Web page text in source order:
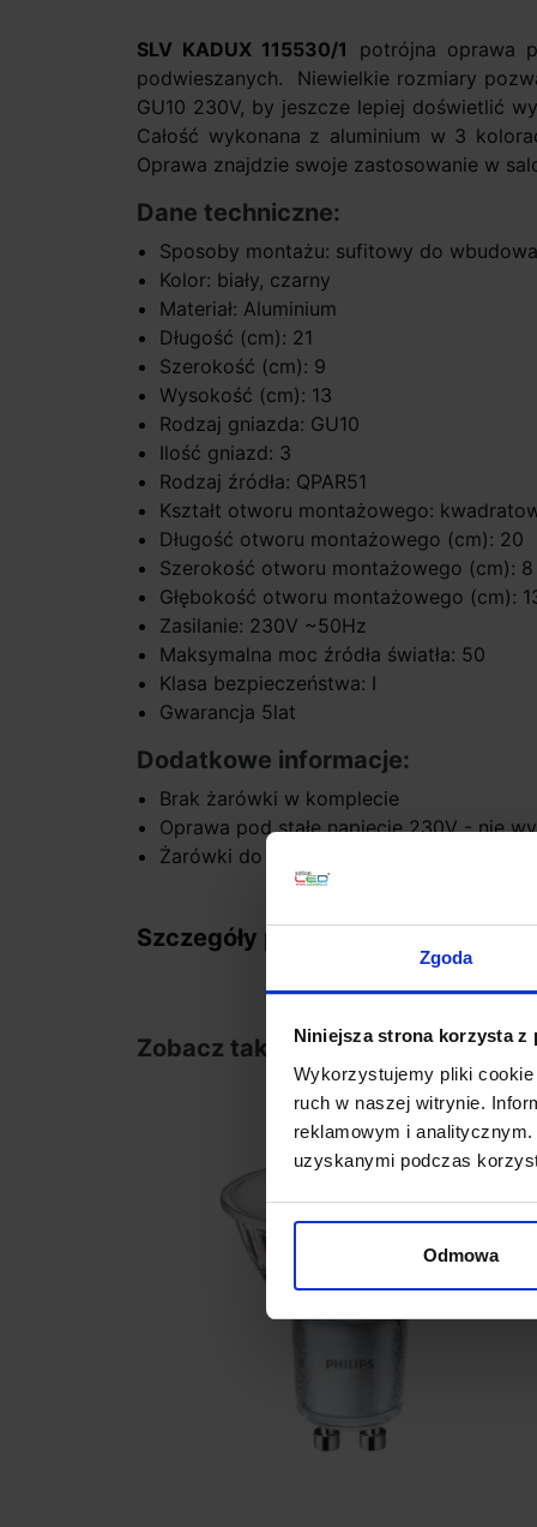
Zgoda
Niniejsza strona korzysta z
Wykorzystujemy pliki
ruch w naszej witrynie.
reklamowym i
uzyskanymi podczas
Odmowa
SLV KADUX 115530/1
potrójna oprawa
podwieszanych. Niewielkie rozmiary
GU10 230V, by jeszcze lepiej doświetlić
Całość wykonana z aluminium w 3
Oprawa znajdzie swoje zastosowanie w
Dane techniczne:
Sposoby montażu: sufitowy do
Kolor: biały, czarny
Materiał: Aluminium
Długość (cm): 21
Szerokość (cm): 9
Wysokość (cm): 13
Rodzaj gniazda: GU10
Ilość gniazd: 3
Rodzaj źródła: QPAR51
Kształt otworu montażowego:
Długość otworu montażowego (cm): 20
Szerokość otworu montażowego (cm): 8
Głębokość otworu montażowego (cm):
Zasilanie: 230V ~50Hz
Maksymalna moc źródła światła: 50
Klasa bezpieczeństwa: I
Gwarancja 5lat
Dodatkowe informacje:
Brak żarówki w komplecie
Oprawa pod stałe napięcie 230V - nie
Żarówki do kupienia w naszym sklepie
Szczegóły produktu
Zobacz także